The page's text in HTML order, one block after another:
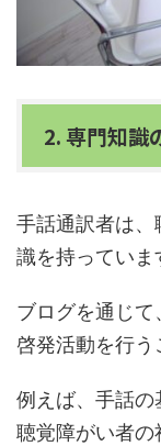
2. 専門知識
手話通訳者は
識を持っていま
ブログを通じて
啓発活動を行う
例えば、手話の
聴覚障がい者